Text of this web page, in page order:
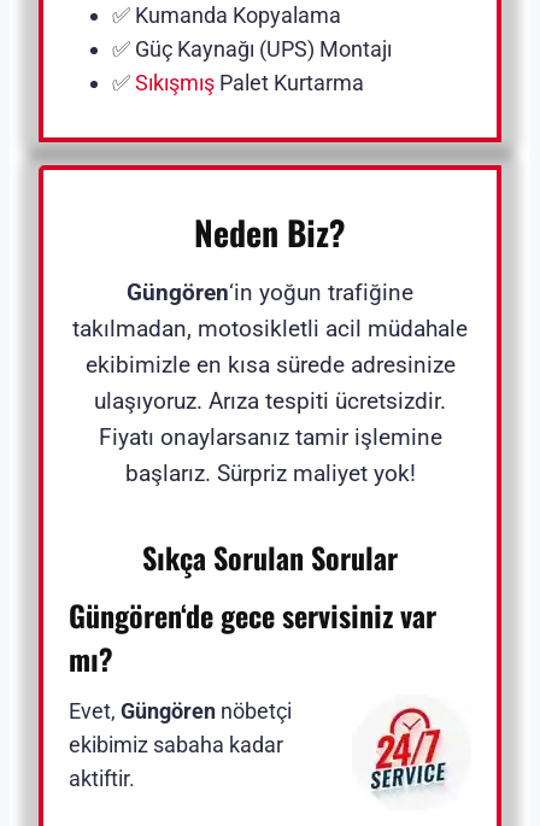
✅ Kumanda Kopyalama
✅ Güç Kaynağı (UPS) Montajı
✅Sıkışmış Palet Kurtarma
Neden Biz?
Güngören‘in yoğun trafiğine
takılmadan, motosikletli acil müdahale
ekibimizle en kısa sürede adresinize
ulaşıyoruz. Arıza tespiti ücretsizdir.
Fiyatı onaylarsanız tamir işlemine
başlarız. Sürpriz maliyet yok!
Sıkça Sorulan Sorular
Güngören‘de gece servisiniz var
mı?
Evet, Güngören nöbetçi
ekibimiz sabaha kadar
aktiftir.